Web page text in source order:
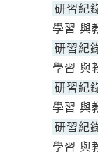
研習紀
學習 與
研習紀
學習 與
研習紀
學習 與
研習紀
學習 與